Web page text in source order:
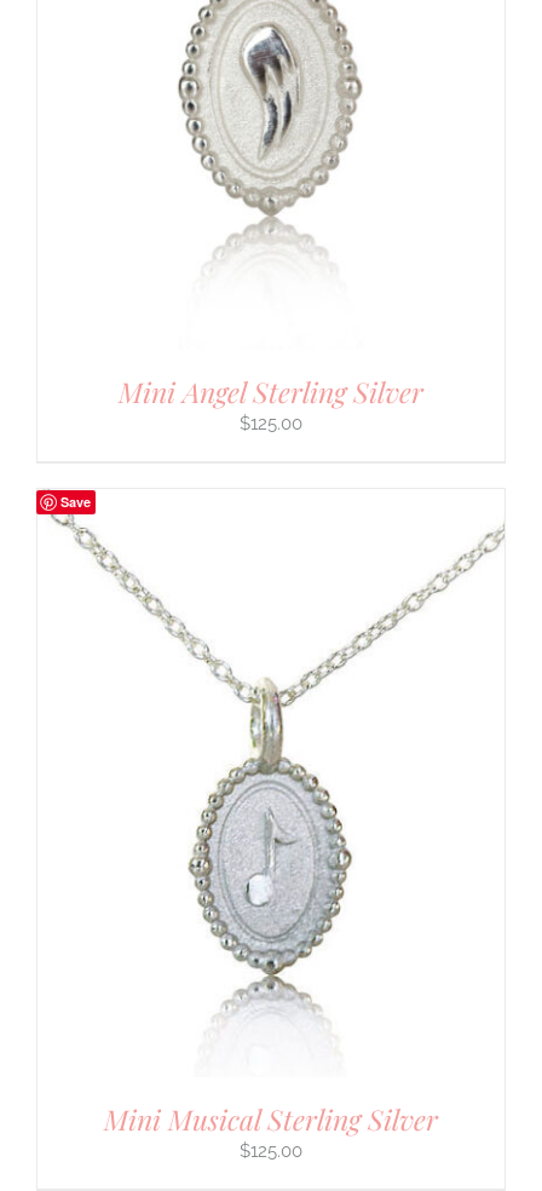
Mini Angel Sterling Silver
$125.00
Save
Mini Musical Sterling Silver
$125.00